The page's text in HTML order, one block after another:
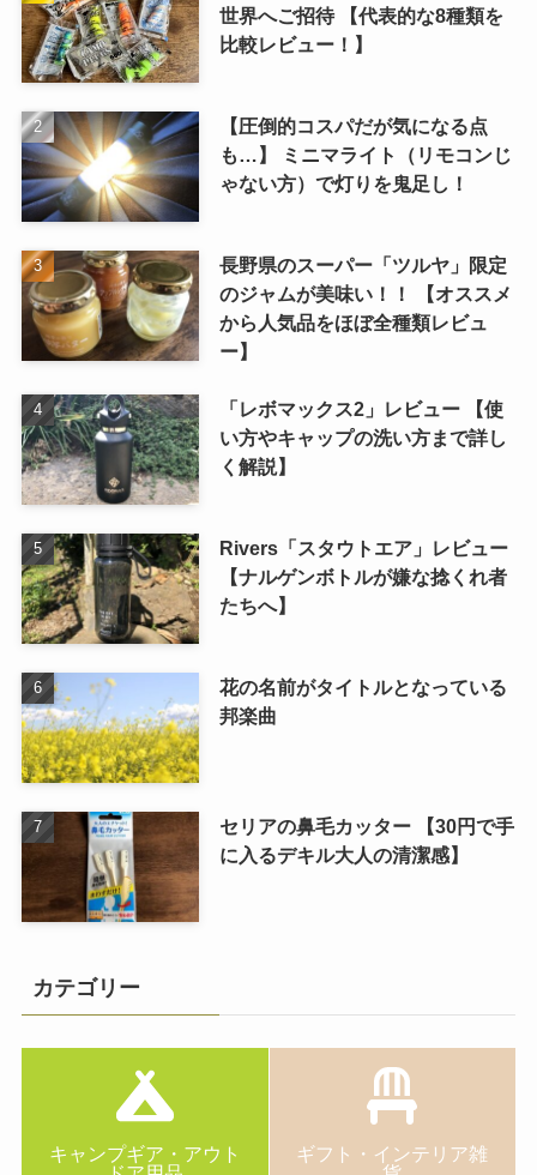
世界へご招待 【代表的な8種類を
比較レビュー！】
【圧倒的コスパだが気になる点
も…】 ミニマライト（リモコンじ
ゃない方）で灯りを鬼足し！
長野県のスーパー「ツルヤ」限定
のジャムが美味い！！ 【オススメ
から人気品をほぼ全種類レビュ
ー】
「レボマックス2」レビュー 【使
い方やキャップの洗い方まで詳し
く解説】
Rivers「スタウトエア」レビュー
【ナルゲンボトルが嫌な捻くれ者
たちへ】
花の名前がタイトルとなっている
邦楽曲
セリアの鼻毛カッター 【30円で手
に入るデキル大人の清潔感】
カテゴリー
キャンプギア・アウト
ギフト・インテリア雑